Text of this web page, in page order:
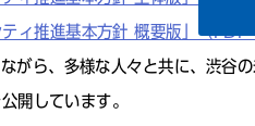
ティ推進基本方針 概要版」（
がら、多様な人々と共に、渋
開しています。